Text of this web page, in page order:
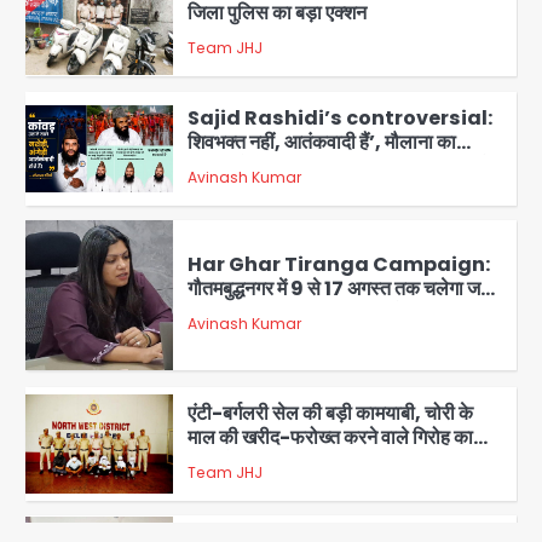
4
जिला पुलिस का बड़ा एक्शन
Team JHJ
5
Sajid Rashidi’s controversial:
शिवभक्त नहीं, आतंकवादी हैं’, मौलाना का
कांवड़ियों पर विवादित बयान, BJP विधायक ने
कराई FIR, NSA की मांग
Avinash Kumar
1
Har Ghar Tiranga Campaign:
गौतमबुद्धनगर में 9 से 17 अगस्त तक चलेगा जन-
जागरूकता महाअभियान, डीएम ने की समीक्षा
बैठक
Avinash Kumar
2
एंटी-बर्गलरी सेल की बड़ी कामयाबी, चोरी के
माल की खरीद-फरोख्त करने वाले गिरोह का
भंडाफोड़
Team JHJ